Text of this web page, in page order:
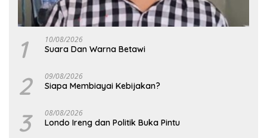
1 10/08/2026
Suara Dan Warna Betawi
2 09/08/2026
Siapa Membiayai Kebijakan?
3 08/08/2026
Londo Ireng dan Politik Buka Pintu